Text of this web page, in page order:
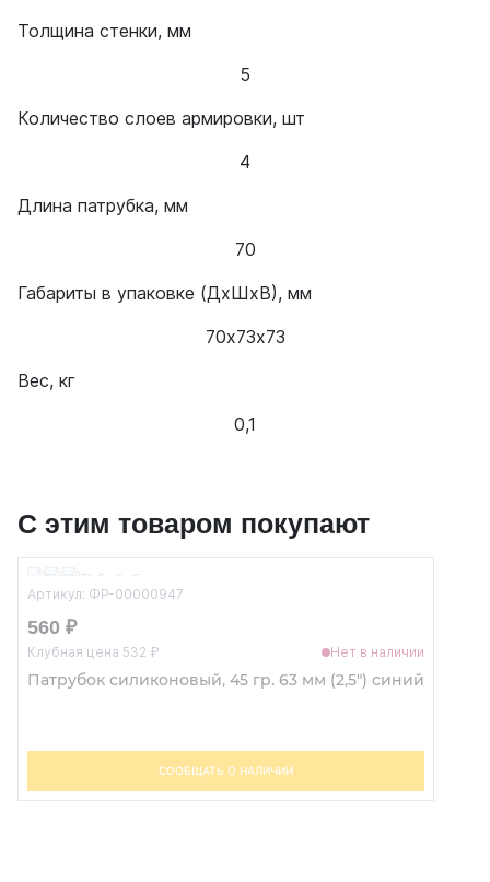
Толщина стенки, мм
5
Количество слоев армировки, шт
4
Длина патрубка, мм
70
Габариты в упаковке (ДхШхВ), мм
70х73х73
Вес, кг
0,1
С этим товаром покупают
Артикул: ФР-00000947
560 ₽
Клубная цена 532 ₽ Нет в наличии
Патрубок силиконовый, 45 гр. 63 мм (2,5") синий
СООБЩАТЬ О НАЛИЧИИ